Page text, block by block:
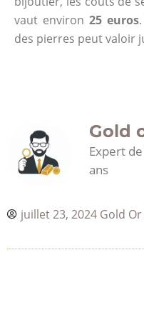
vaut environ 25 euros
des pierres peut valoir
Gold
Expert
ans
juillet 23, 2024 Gold Or